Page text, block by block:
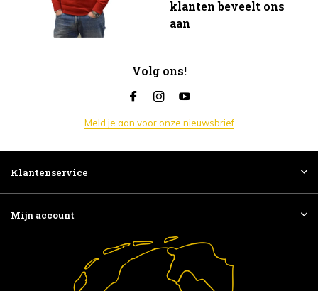
klanten beveelt ons
aan
Volg ons!
Meld je aan voor onze nieuwsbrief
Klantenservice
Mijn account